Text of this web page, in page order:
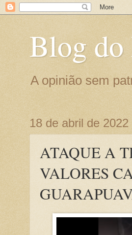
Blog
A opinião sem
18 de abril de 2022
ATAQUE A
VALORES